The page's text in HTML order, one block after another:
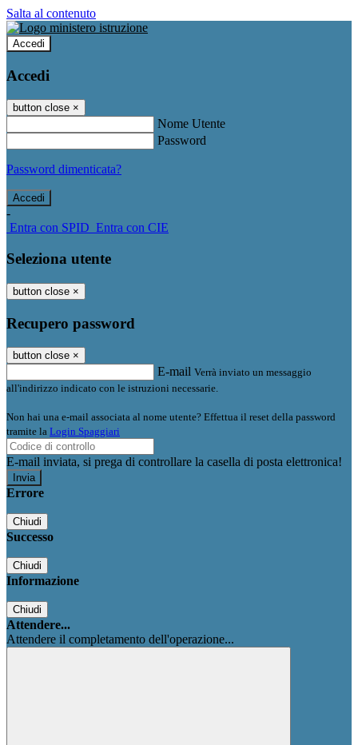
Salta al contenuto
Accedi
Accedi
button close ×
Nome Utente
Password
Password dimenticata?
-
Entra con SPID Entra con CIE
Seleziona utente
button close ×
Recupero password
button close ×
E-mail Verrà inviato un messaggio
all'indirizzo indicato con le istruzioni necessarie.
Non hai una e-mail associata al nome utente? Effettua il reset della password
tramite la Login Spaggiari
E-mail inviata, si prega di controllare la casella di posta elettronica!
Errore
Chiudi
Successo
Chiudi
Informazione
Chiudi
Attendere...
Attendere il completamento dell'operazione...